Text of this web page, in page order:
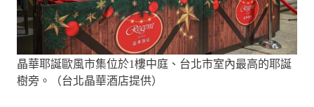
晶華耶誕歐風市集位於1樓中庭、台北市室內最高的耶誕
樹旁。（台北晶華酒店提供）